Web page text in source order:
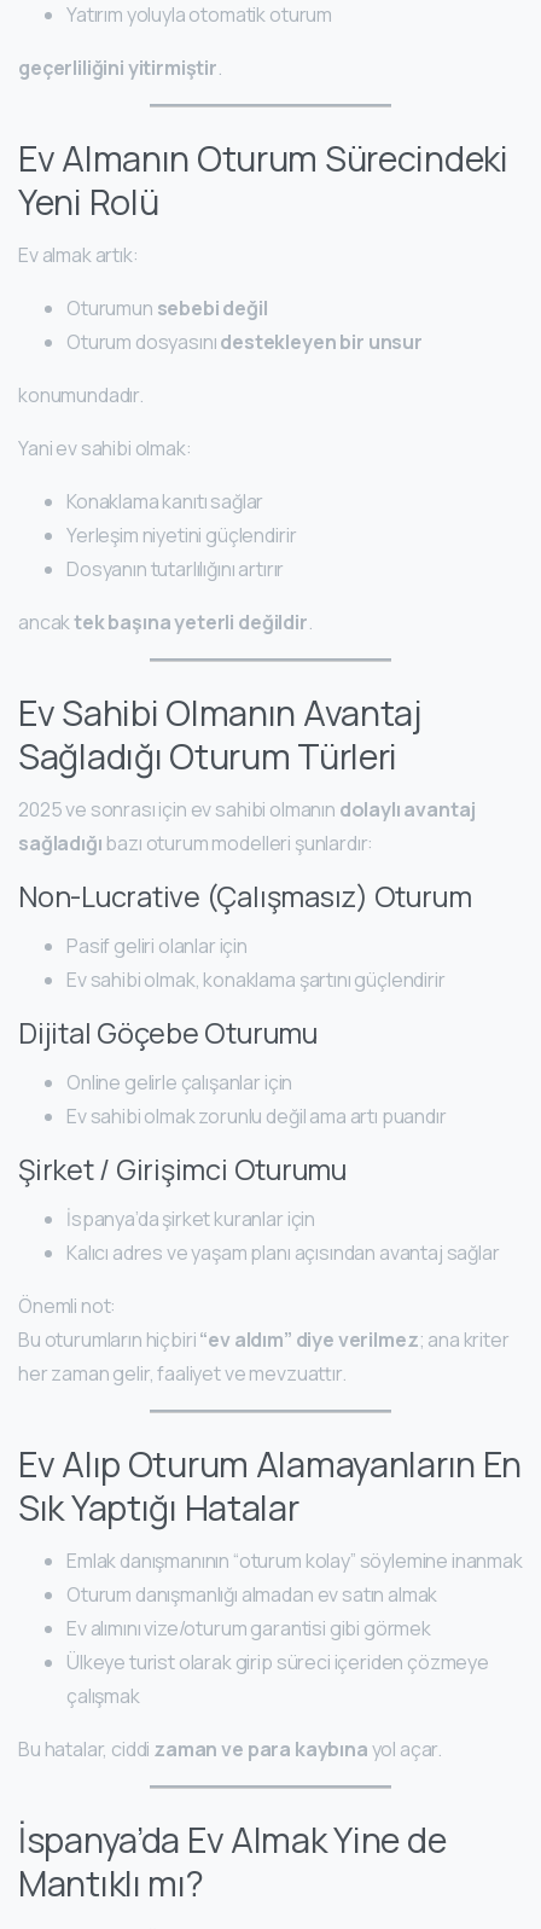
Yatırım yoluyla otomatik oturum
geçerliliğini yitirmiştir.
Ev Almanın Oturum Sürecindeki
Yeni Rolü
Ev almak artık:
Oturumun sebebi değil
Oturum dosyasınıdestekleyen bir unsur
konumundadır.
Yani ev sahibi olmak:
Konaklama kanıtı sağlar
Yerleşim niyetini güçlendirir
Dosyanın tutarlılığını artırır
ancaktek başına yeterli değildir.
Ev Sahibi Olmanın Avantaj
Sağladığı Oturum Türleri
2025 ve sonrası için ev sahibi olmanın dolaylı avantaj
sağladığıbazı oturum modelleri şunlardır:
Non-Lucrative (Çalışmasız) Oturum
Pasif geliri olanlar için
Ev sahibi olmak, konaklama şartını güçlendirir
Dijital Göçebe Oturumu
Online gelirle çalışanlar için
Ev sahibi olmak zorunlu değil ama artı puandır
Şirket / Girişimci Oturumu
İspanya’da şirket kuranlar için
Kalıcı adres ve yaşam planı açısından avantaj sağlar
Önemli not:
Bu oturumların hiçbiri“ev aldım” diye verilmez; ana kriter
her zaman gelir, faaliyet ve mevzuattır.
Ev Alıp Oturum Alamayanların En
Sık Yaptığı Hatalar
Emlak danışmanının “oturum kolay” söylemine inanmak
Oturum danışmanlığı almadan ev satın almak
Ev alımını vize/oturum garantisi gibi görmek
Ülkeye turist olarak girip süreci içeriden çözmeye
çalışmak
Bu hatalar, ciddi zaman ve para kaybınayol açar.
İspanya’da Ev Almak Yine de
Mantıklı mı?